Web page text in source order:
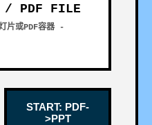
/ PDF FILE
片或PDF容器 -
START: PDF-
>PPT